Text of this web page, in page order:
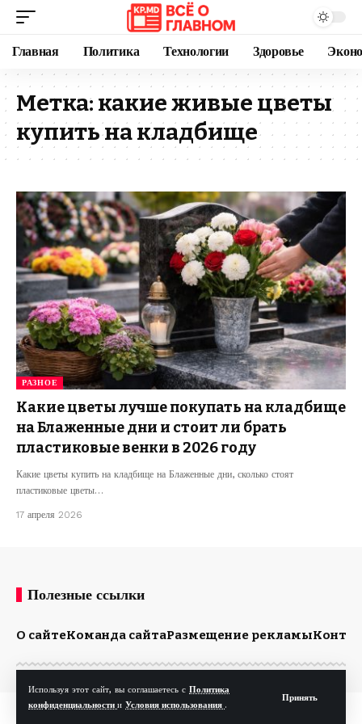
Используя этот сайт, вы соглашаетесь с Политика
конфиденциальности и Условия использования .
Принять
Главная Политика Технологии Здоровье
Метка: какие живые цветы
купить на кладбище
РАЗНОЕ
Какие цветы лучше покупать на кладбище
на Блаженные дни и стоит ли брать
пластиковые венки в 2026 году
Какие цветы купить на кладбище на Блаженные дни, сколько стоят
пластиковые цветы…
17 апреля 2026
Полезные ссылки
О сайтеКоманда сайтаРазмещение рекламы
© Kp.md. Все права защищены.